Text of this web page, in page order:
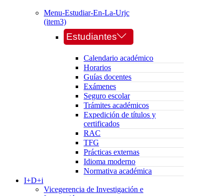
Menu-Estudiar-En-La-Urjc
(item3)
Estudiantes
Calendario académico
Horarios
Guías docentes
Exámenes
Seguro escolar
Trámites académicos
Expedición de títulos y
certificados
RAC
TFG
Prácticas externas
Idioma moderno
Normativa académica
I+D+i
Vicegerencia de Investigación e